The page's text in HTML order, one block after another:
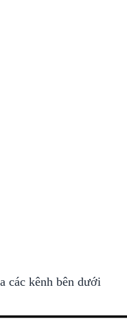
các kênh bên dưới